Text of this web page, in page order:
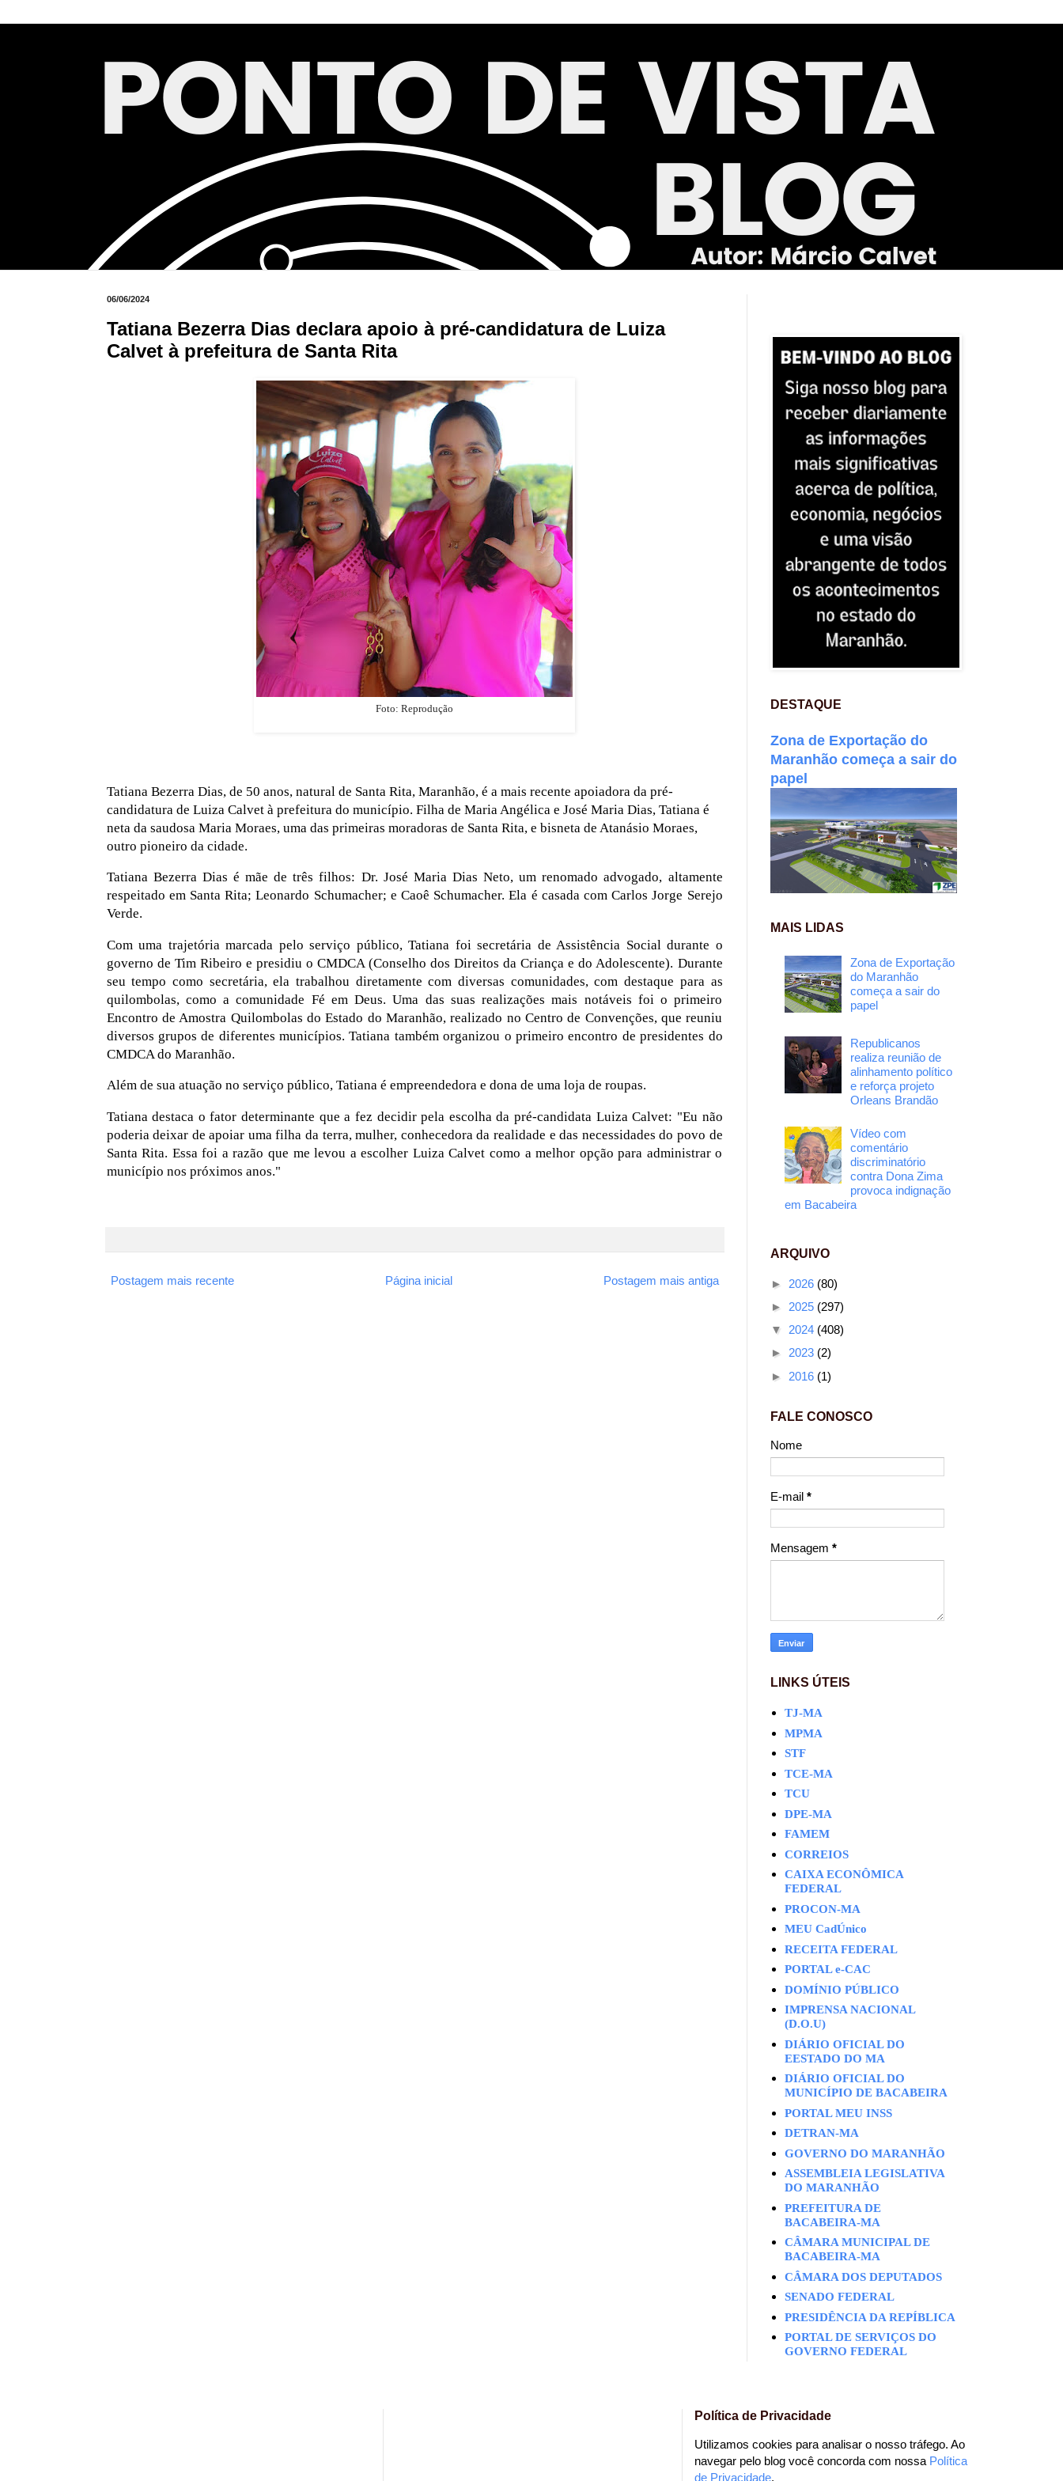
06/06/2024
Tatiana Bezerra Dias declara apoio à pré-candidatura de Luiza
Calvet à prefeitura de Santa Rita
Foto: Reprodução
Tatiana Bezerra Dias, de 50 anos, natural de Santa Rita, Maranhão, é a mais recente apoiadora da pré-
candidatura de Luiza Calvet à prefeitura do município. Filha de Maria Angélica e José Maria Dias, Tatiana é
neta da saudosa Maria Moraes, uma das primeiras moradoras de Santa Rita, e bisneta de Atanásio Moraes,
outro pioneiro da cidade.
Tatiana Bezerra Dias é mãe de três filhos: Dr. José Maria Dias Neto, um renomado advogado, altamente
respeitado em Santa Rita; Leonardo Schumacher; e Caoê Schumacher. Ela é casada com Carlos Jorge Serejo
Verde.
Com uma trajetória marcada pelo serviço público, Tatiana foi secretária de Assistência Social durante o
governo de Tim Ribeiro e presidiu o CMDCA (Conselho dos Direitos da Criança e do Adolescente). Durante
seu tempo como secretária, ela trabalhou diretamente com diversas comunidades, com destaque para as
quilombolas, como a comunidade Fé em Deus. Uma das suas realizações mais notáveis foi o primeiro
Encontro de Amostra Quilombolas do Estado do Maranhão, realizado no Centro de Convenções, que reuniu
diversos grupos de diferentes municípios. Tatiana também organizou o primeiro encontro de presidentes do
CMDCA do Maranhão.
Além de sua atuação no serviço público, Tatiana é empreendedora e dona de uma loja de roupas.
Tatiana destaca o fator determinante que a fez decidir pela escolha da pré-candidata Luiza Calvet: "Eu não
poderia deixar de apoiar uma filha da terra, mulher, conhecedora da realidade e das necessidades do povo de
Santa Rita. Essa foi a razão que me levou a escolher Luiza Calvet como a melhor opção para administrar o
município nos próximos anos."
Postagem mais recente Postagem mais antiga
Página inicial
DESTAQUE
Zona de Exportação do
Maranhão começa a sair do
papel
MAIS LIDAS
Zona de Exportação
do Maranhão
começa a sair do
papel
Republicanos
realiza reunião de
alinhamento político
e reforça projeto
Orleans Brandão
Vídeo com
comentário
discriminatório
contra Dona Zima
provoca indignação
em Bacabeira
ARQUIVO
► 2026 (80)
► 2025 (297)
▼ 2024 (408)
► 2023 (2)
► 2016 (1)
FALE CONOSCO
Nome
E-mail *
Mensagem *
LINKS ÚTEIS
TJ-MA
MPMA
STF
TCE-MA
TCU
DPE-MA
FAMEM
CORREIOS
CAIXA ECONÔMICA
FEDERAL
PROCON-MA
MEU CadÚnico
RECEITA FEDERAL
PORTAL e-CAC
DOMÍNIO PÚBLICO
IMPRENSA NACIONAL
(D.O.U)
DIÁRIO OFICIAL DO
EESTADO DO MA
DIÁRIO OFICIAL DO
MUNICÍPIO DE BACABEIRA
PORTAL MEU INSS
DETRAN-MA
GOVERNO DO MARANHÃO
ASSEMBLEIA LEGISLATIVA
DO MARANHÃO
PREFEITURA DE
BACABEIRA-MA
CÂMARA MUNICIPAL DE
BACABEIRA-MA
CÂMARA DOS DEPUTADOS
SENADO FEDERAL
PRESIDÊNCIA DA REPÍBLICA
PORTAL DE SERVIÇOS DO
GOVERNO FEDERAL
Política de Privacidade
Utilizamos cookies para analisar o nosso tráfego. Ao
navegar pelo blog você concorda com nossa Política
de Privacidade.